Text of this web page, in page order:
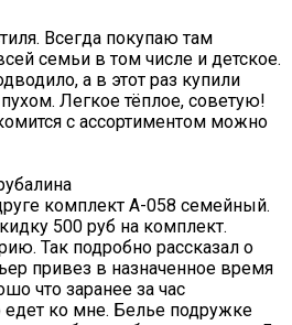
Всегда покупаю там
семьи в том числе и детское.
а в этот раз купили
Легкое тёплое, советую!
с ассортиментом можно
комплект А-058 семейный.
500 руб на комплект.
Так подробно рассказал о
привез в назначенное время
что заранее за час
едет ко мне. Белье подружке